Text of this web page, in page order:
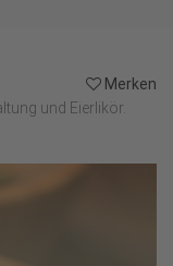
Merken
und Eierlikör.